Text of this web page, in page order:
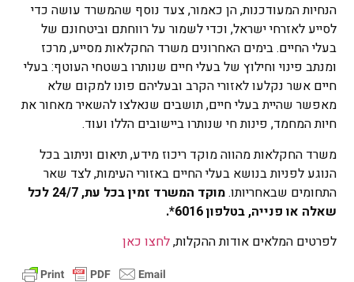
הנחיות המעודכנות, הן כאמור, צעד נוסף שהמשרד עושה כדי
לסייע לאזרחי ישראל, וכדי לשמור על רווחתם וביטחונם של
בעלי החיים. בימים האחרונים משרד החקלאות מסייע, מרכז
ומנתב פינוי וחילוץ של בעלי חיים שנותרו בשטחי העוטף: בעלי
חיים אשר נקלעו לאזורי הקרב ובעליהם פונו למקום שלא
מאפשר שהיית בעלי חיים, תושבים שנאלצו להשאיר מאחור את
חיות המחמד, פינות חי שנותרו ביישובים הללו ועוד.
משרד החקלאות מהווה מוקד ריכוז מידע, תיאום וניתוב בכל
הנוגע לפניות בנושא בעלי החיים באזורי העימות, לצד שאר
התחומים שבאחריותו.
מוקד המשרד זמין בכל עת, 24/7 לכל
שאלה או פנייה, בטלפון 6016*.
לפרטים המלאים אודות ההקלות,לחצו כאן